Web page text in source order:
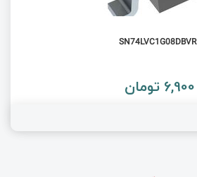
SN74LVC1G08DBVR
6,900 تومان